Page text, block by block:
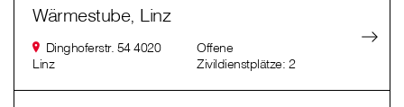
Wärmestube, Linz
Dinghoferstr. 54 4020
Linz
Offene
Zivildienstplätze: 2